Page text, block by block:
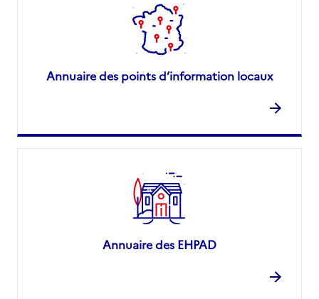
Annuaire des points d’information locaux
Annuaire des EHPAD